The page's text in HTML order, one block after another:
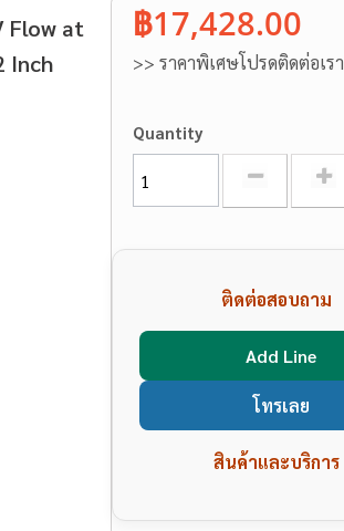
Flow at
Inch
฿17,428.00
>> ราคาพิเศษโปรดติดต่อเรา
Quantity
ติดต่อสอบถาม
Add Line
โทรเลย
สินค้าและบริการ